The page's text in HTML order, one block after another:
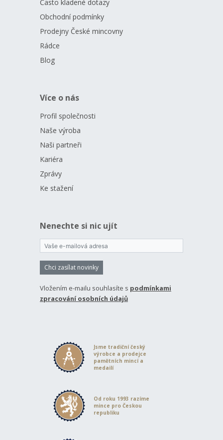
Často kladené dotazy
Obchodní podmínky
Prodejny České mincovny
Rádce
Blog
Více o nás
Profil společnosti
Naše výroba
Naši partneři
Kariéra
Zprávy
Ke stažení
Nenechte si nic ujít
Chci zasílat novinky
Vložením e-mailu souhlasíte s podmínkami
zpracování osobních údajů
Jsme tradiční český
výrobce a prodejce
pamětních mincí a
medailí
Od roku 1993 razíme
mince pro Českou
republiku